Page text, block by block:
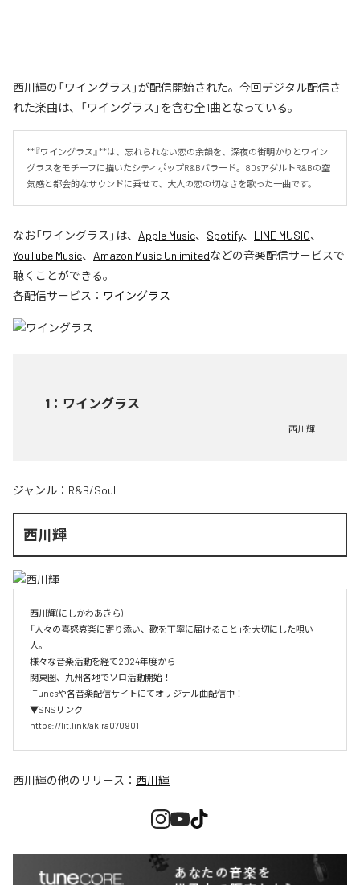
西川輝の「ワイングラス」が配信開始された。今回デジタル配信さ
れた楽曲は、「ワイングラス」を含む全1曲となっている。
**『ワイングラス』**は、忘れられない恋の余韻を、深夜の街明かりとワイン
グラスをモチーフに描いたシティポップR&Bバラード。80sアダルトR&Bの空
気感と都会的なサウンドに乗せて、大人の恋の切なさを歌った一曲です。
なお「ワイングラス 」は、 Apple Music、 Spotify、 LINE MUSIC、
YouTube Music、 Amazon Music Unlimitedなどの音楽配信サービスで
聴くことができる。
各配信サービス： ワイングラス
1 ： ワイングラス
西川輝
ジャンル： R&B/Soul
西川輝
西川輝(にしかわあきら)
「人々の喜怒哀楽に寄り添い、歌を丁寧に届けること」を大切にした唄い
人。
様々な音楽活動を経て2024年度から
関東圏、九州各地でソロ活動開始！
iTunesや各音楽配信サイトにてオリジナル曲配信中！
▼SNSリンク
https://lit.link/akira070901
西川輝の他のリリース： 西川輝